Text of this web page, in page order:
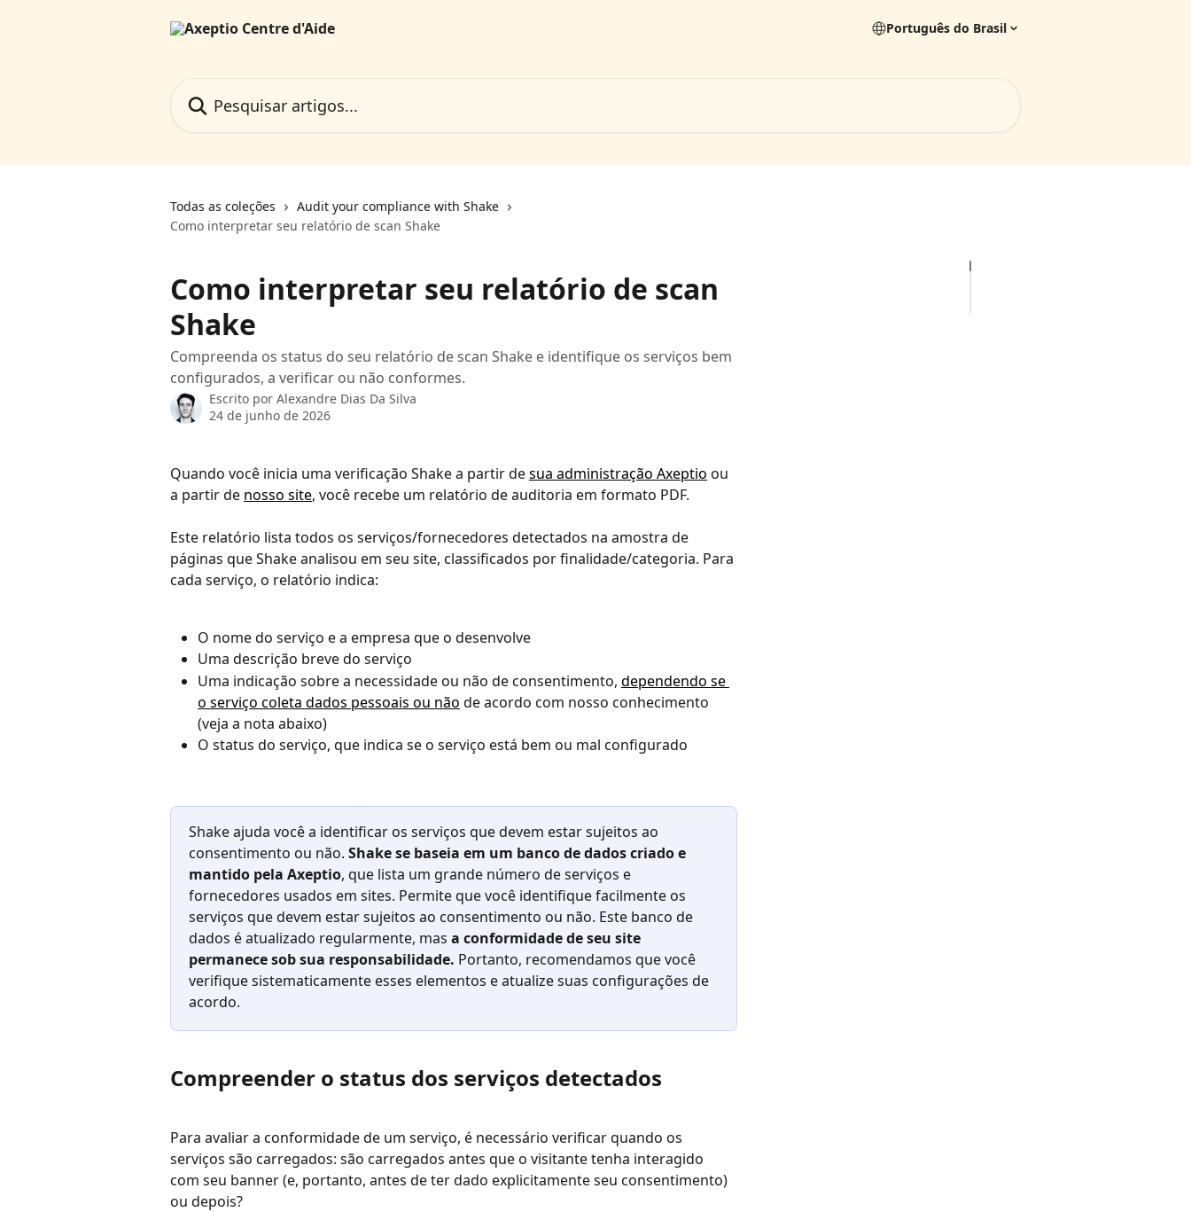
Português do Brasil
Todas as coleções
Audit your compliance with Shake
Como interpretar seu relatório de scan Shake
Como interpretar seu relatório de scan
Shake
Compreenda os status do seu relatório de scan Shake e identifique os serviços bem
configurados, a verificar ou não conformes.
Escrito por Alexandre Dias Da Silva
24 de junho de 2026
Quando você inicia uma verificação Shake a partir de sua administração Axeptio ou
a partir de nosso site, você recebe um relatório de auditoria em formato PDF.
Este relatório lista todos os serviços/fornecedores detectados na amostra de
páginas que Shake analisou em seu site, classificados por finalidade/categoria. Para
cada serviço, o relatório indica:
O nome do serviço e a empresa que o desenvolve
Uma descrição breve do serviço
Uma indicação sobre a necessidade ou não de consentimento, dependendo se
o serviço coleta dados pessoais ou não de acordo com nosso conhecimento
(veja a nota abaixo)
O status do serviço, que indica se o serviço está bem ou mal configurado
Shake ajuda você a identificar os serviços que devem estar sujeitos ao
consentimento ou não. Shake se baseia em um banco de dados criado e
mantido pela Axeptio, que lista um grande número de serviços e
fornecedores usados em sites. Permite que você identifique facilmente os
serviços que devem estar sujeitos ao consentimento ou não. Este banco de
dados é atualizado regularmente, mas a conformidade de seu site
permanece sob sua responsabilidade. Portanto, recomendamos que você
verifique sistematicamente esses elementos e atualize suas configurações de
acordo.
Compreender o status dos serviços detectados
Para avaliar a conformidade de um serviço, é necessário verificar quando os
serviços são carregados: são carregados antes que o visitante tenha interagido
com seu banner (e, portanto, antes de ter dado explicitamente seu consentimento)
ou depois?